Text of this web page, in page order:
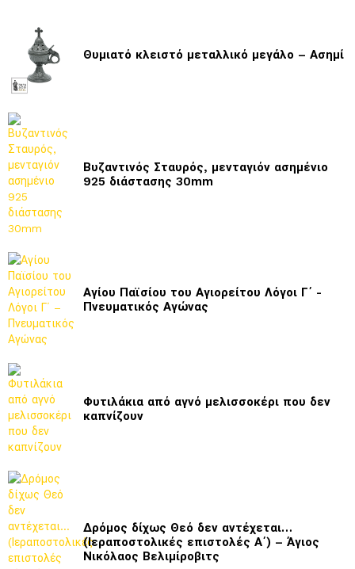
Θυμιατό κλειστό μεταλλικό μεγάλο – Ασημί
Βυζαντινός Σταυρός, μενταγιόν ασημένιο
925 διάστασης 30mm
Αγίου Παϊσίου του Αγιορείτου Λόγοι Γ΄ -
Πνευματικός Αγώνας
Φυτιλάκια από αγνό μελισσοκέρι που δεν
καπνίζουν
Δρόμος δίχως Θεό δεν αντέχεται…
(Ιεραποστολικές επιστολές Α΄) – Άγιος
Νικόλαος Βελιμίροβιτς